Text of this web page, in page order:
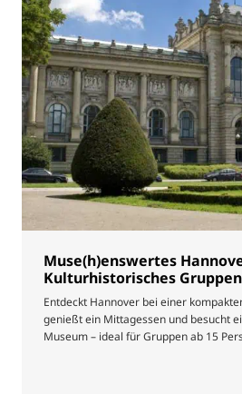
Muse(h)enswertes
Kulturhistorisches
Entdeckt Hannover bei einer
genießt ein Mittagessen und besucht
Museum – ideal für Gruppen ab 15